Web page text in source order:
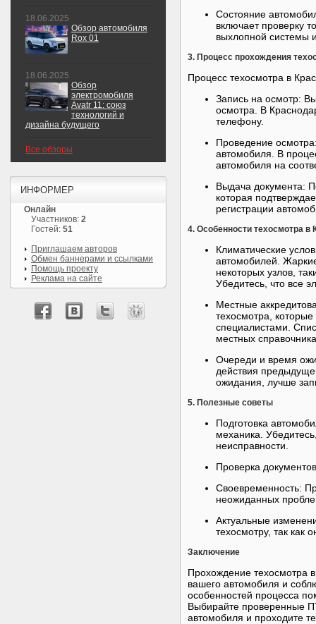
Состояние
включает проверку
выхлопной системы
3. Процесс прохождения
Процесс техосмотра в
Запись на осмотр:
осмотра. В
телефону.
Проведение
автомобиля. В
автомобиля на
Выдача документа:
которая
регистрации
4. Особенности техосмотра в
Климатические
автомобилей.
некоторых узлов,
Убедитесь, что все
Местные
техосмотра,
специалистами.
местных
Очереди и время
действия
ожидания, лучше
5. Полезные советы
Подготовка
механика.
неисправности.
Проверка
Своевременность:
неожиданных
Актуальные
техосмотру, так как
Заключение
Прохождение техосмотра
вашего автомобиля и
особенностей процесса
Выбирайте проверенные
автомобиля и проходите
18.06.2025
Обзор автомобиля
Rox 01
18.06.2025
Обзор
электромобиля
Avatr 11: союз
технологий и
дизайна будущего
Все обзоры
ИНФОРМЕР
Онлайн
Участников: 2
Гостей: 51
Приглашаем авторов
Обмен баннерами и ссылками
Помощь проекту
Реклама на сайте